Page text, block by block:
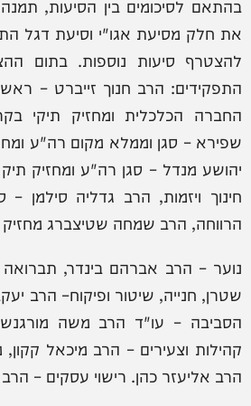
בהתאם לסיכומים בין הסיעות,
את חלק מסיעת אגו"י וסיעת דגל
להצטרף סיעות נוספות. בתום
התפקידים: הרב חנוך זייברט – ראש
החברה הכלכלית ומחזיק תיקי
שפירא – סגן וממלא מקום רה"ע
יהושע מנדל – סגן רה"ע ומחזיק תיק
חינוך ויזמות, הרב גדליה סילמן
הרווחה, הרב שמחה שטיצברג
נוער – הרב אברהם בינדר,
שטרן, חנייה, שיטור ופיקוח– הרב
הסביבה – עו"ד הרב משה
קהילות וצעירים – הרב מיכאל קקון,
הרב אליעזר כהן. רישוי עסקים –